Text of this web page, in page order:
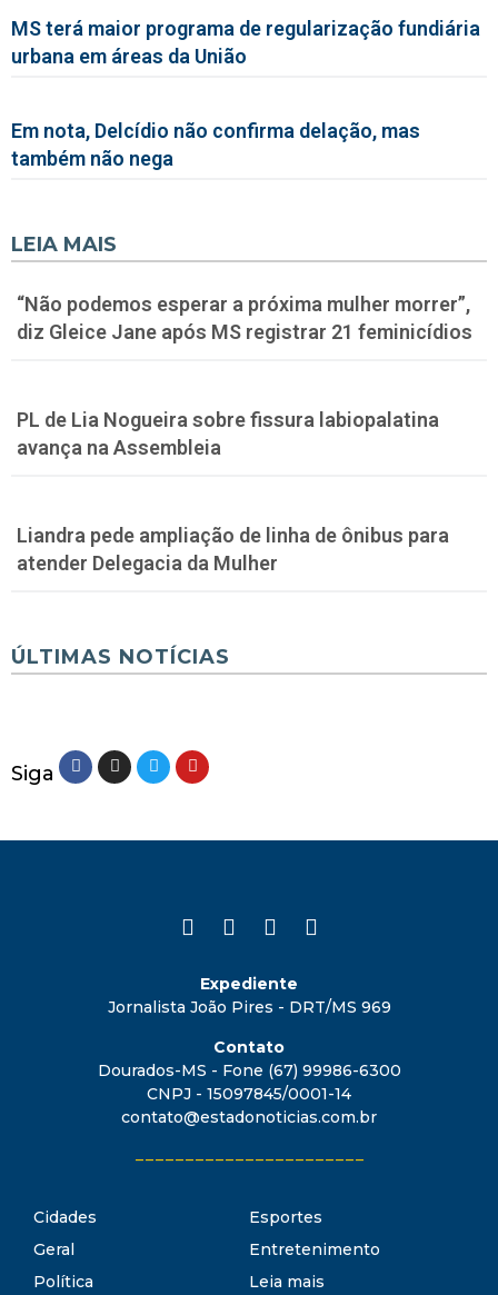
MS terá maior programa de regularização fundiária
urbana em áreas da União
Em nota, Delcídio não confirma delação, mas
também não nega
LEIA MAIS
“Não podemos esperar a próxima mulher morrer”,
diz Gleice Jane após MS registrar 21 feminicídios
PL de Lia Nogueira sobre fissura labiopalatina
avança na Assembleia
Liandra pede ampliação de linha de ônibus para
atender Delegacia da Mulher
ÚLTIMAS NOTÍCIAS
Siga
Expediente
Jornalista João Pires - DRT/MS 969
Contato
Dourados-MS - Fone (67) 99986-6300
CNPJ - 15097845/0001-14
contato@estadonoticias.com.br
Cidades
Geral
Política
Esportes
Entretenimento
Leia mais